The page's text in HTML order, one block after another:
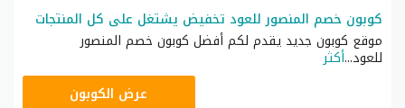
كوبون خصم المنصور للعود تخفيض يشتغل على كل المنتجات
موقع كوبون جديد يقدم لكم أفضل كوبون خصم المنصور
للعود...أكثر
عرض الكوبون